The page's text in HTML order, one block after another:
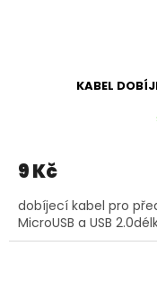
KABEL
9 Kč
dobíjecí kabel pro
MicroUSB a USB